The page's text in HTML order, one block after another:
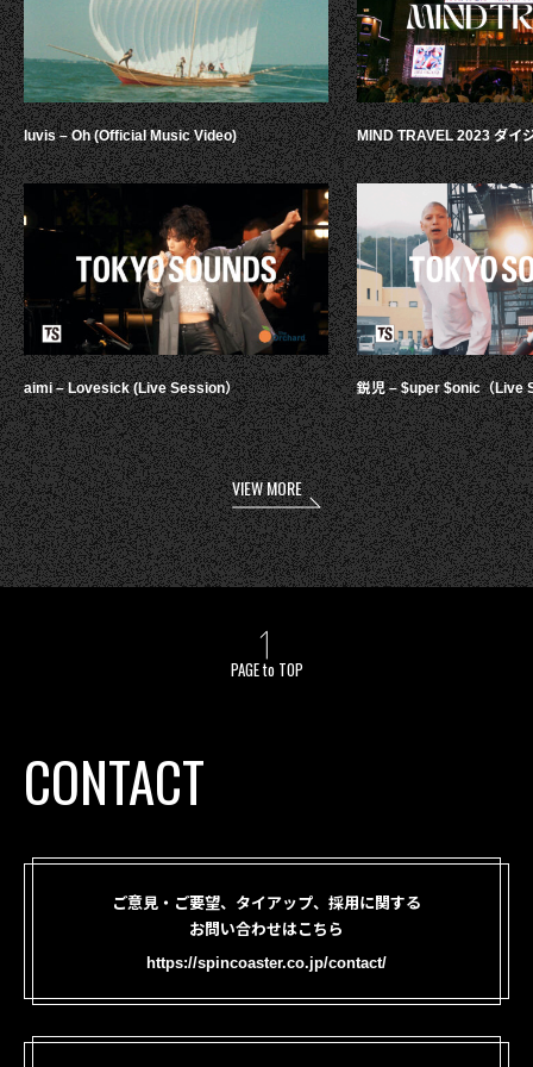
luvis – Oh (Official Music Video)
aimi – Lovesick (Live Session）
MIND TRAVEL 2023 ダイ
鋭児 – $uper $onic（Live
VIEW MORE
PAGE to TOP
CONTACT
ご意見・ご要望、タイアップ、採用に関する
お問い合わせはこちら
https://spincoaster.co.jp/contact/